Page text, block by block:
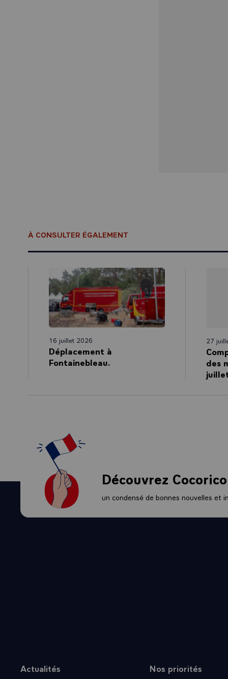
À CONSULTER ÉGALEMENT
16 juillet 2026
Déplacement à
Fontainebleau.
27
des
Découvrez Cocorico
un condensé de bonnes nouvelles et
Plan du site
Actualités Nos priorités